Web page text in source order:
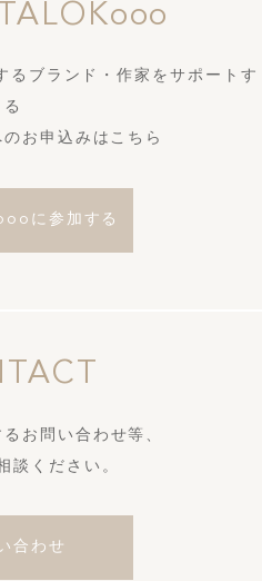
ランド・作家をサポートす
る
お申込みはこちら
に参加する
お問い合わせ等、
談ください。
合わせ